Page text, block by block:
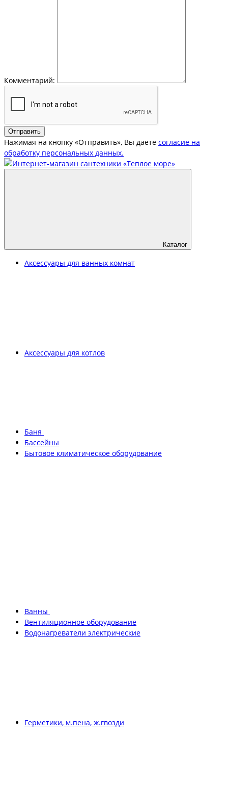
Комментарий:
Отправить
Нажимая на кнопку «Отправить», Вы даете согласие на
обработку персональных данных.
Каталог
Аксессуары для ванных комнат
Аксессуары для котлов
Баня
Бассейны
Бытовое климатическое оборудование
Ванны
Вентиляционное оборудование
Водонагреватели электрические
Герметики, м.пена, ж.гвозди